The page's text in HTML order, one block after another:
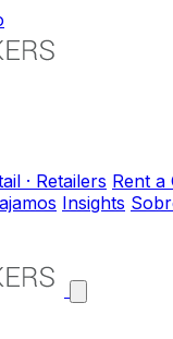
· Retailers Rent a
Insights